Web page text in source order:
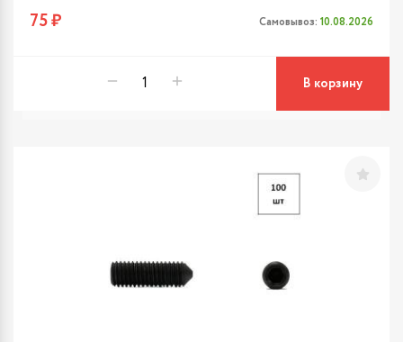
75 ₽ Самовывоз: 10.08.2026
В корзину